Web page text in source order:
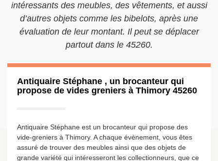
intéressants des meubles, des vêtements, et aussi
d’autres objets comme les bibelots, après une
évaluation de leur montant. Il peut se déplacer
partout dans le 45260.
Antiquaire Stéphane , un brocanteur qui
propose de vides greniers à Thimory 45260
Antiquaire Stéphane est un brocanteur qui propose des
vide-greniers à Thimory. A chaque évènement, vous êtes
assuré de trouver des meubles ainsi que des objets de
grande variété qui intéresseront les collectionneurs, que ce